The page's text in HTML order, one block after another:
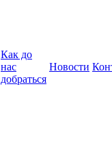
Как до
нас
добраться
Новости